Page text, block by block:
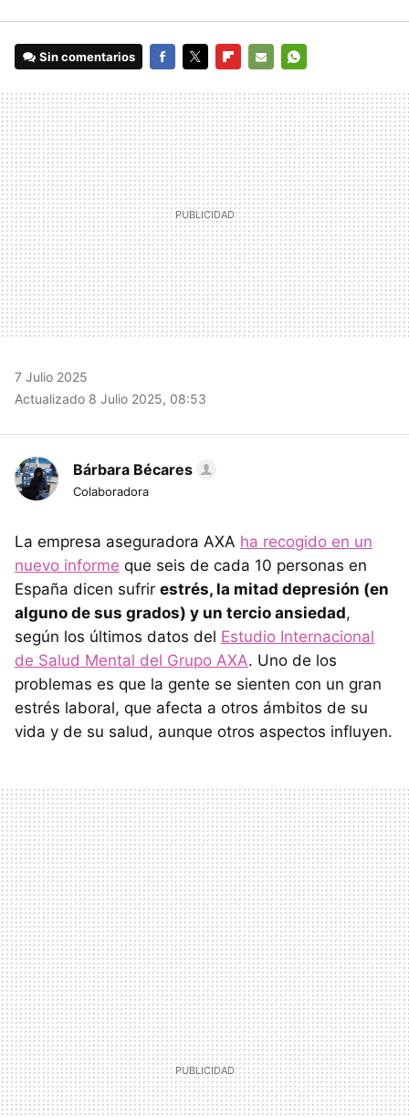
Sin comentarios
MAIL
7 Julio 2025
Actualizado 8 Julio 2025, 08:53
Bárbara Bécares
Colaboradora
La empresa aseguradora AXA ha recogido en un
nuevo informe que seis de cada 10 personas en
España dicen sufrir estrés, la mitad depresión (en
alguno de sus grados) y un tercio ansiedad,
según los últimos datos del Estudio Internacional
de Salud Mental del Grupo AXA. Uno de los
problemas es que la gente se sienten con un gran
estrés laboral, que afecta a otros ámbitos de su
vida y de su salud, aunque otros aspectos influyen.